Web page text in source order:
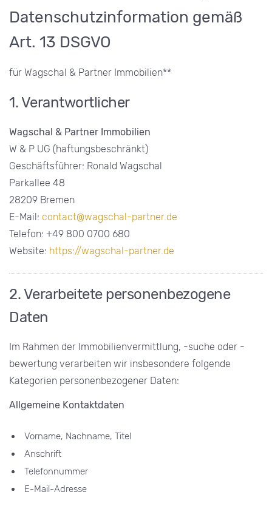
Datenschutzinformation gemäß
Art. 13 DSGVO
für Wagschal & Partner Immobilien**
1. Verantwortlicher
Wagschal & Partner Immobilien
W & P UG (haftungsbeschränkt)
Geschäftsführer: Ronald Wagschal
Parkallee 48
28209 Bremen
E-Mail: contact@wagschal-partner.de
Telefon: +49 800 0700 680
Website: https://wagschal-partner.de
2. Verarbeitete personenbezogene
Daten
Im Rahmen der Immobilienvermittlung, -suche oder -
bewertung verarbeiten wir insbesondere folgende
Kategorien personenbezogener Daten:
Allgemeine Kontaktdaten
Vorname, Nachname, Titel
Anschrift
Telefonnummer
E-Mail-Adresse